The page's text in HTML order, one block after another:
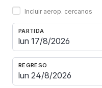
Incluir aerop. cercanos
PARTIDA
REGRESO